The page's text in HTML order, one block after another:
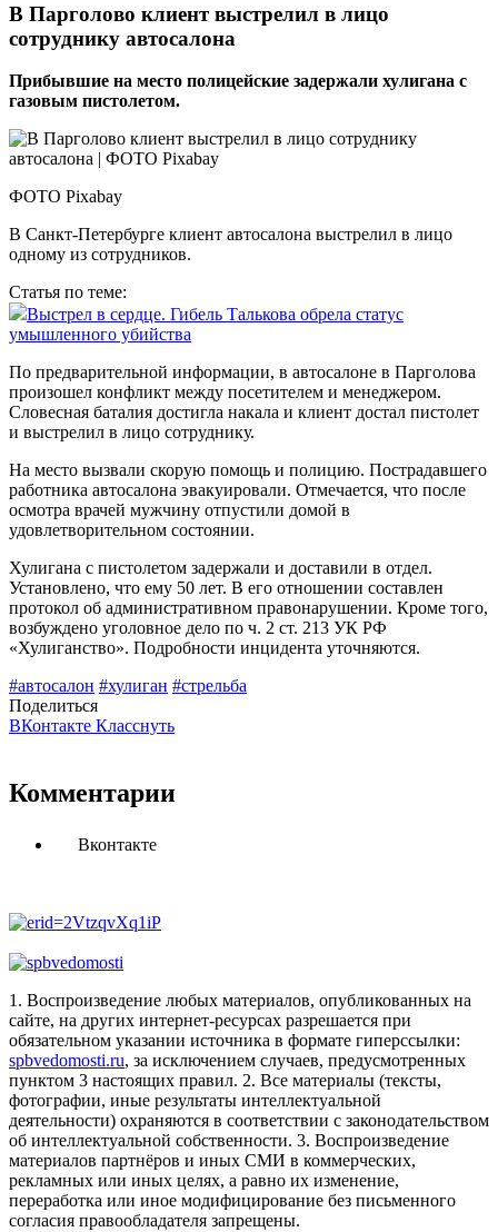
В Парголово клиент выстрелил в лицо
сотруднику автосалона
Прибывшие на место полицейские задержали хулигана с
газовым пистолетом.
ФОТО Pixabay
В Санкт-Петербурге клиент автосалона выстрелил в лицо
одному из сотрудников.
Статья по теме:
Выстрел в сердце. Гибель Талькова обрела статус
умышленного убийства
По предварительной информации, в автосалоне в Парголова
произошел конфликт между посетителем и менеджером.
Словесная баталия достигла накала и клиент достал пистолет
и выстрелил в лицо сотруднику.
На место вызвали скорую помощь и полицию. Пострадавшего
работника автосалона эвакуировали. Отмечается, что после
осмотра врачей мужчину отпустили домой в
удовлетворительном состоянии.
Хулигана с пистолетом задержали и доставили в отдел.
Установлено, что ему 50 лет. В его отношении составлен
протокол об административном правонарушении. Кроме того,
возбуждено уголовное дело по ч. 2 ст. 213 УК РФ
«Хулиганство». Подробности инцидента уточняются.
#автосалон #хулиган #стрельба
Поделиться
ВКонтакте Класснуть
Комментарии
Вконтакте
1. Воспроизведение любых материалов, опубликованных на
сайте, на других интернет-ресурсах разрешается при
обязательном указании источника в формате гиперссылки:
spbvedomosti.ru, за исключением случаев, предусмотренных
пунктом 3 настоящих правил. 2. Все материалы (тексты,
фотографии, иные результаты интеллектуальной
деятельности) охраняются в соответствии с законодательством
об интеллектуальной собственности. 3. Воспроизведение
материалов партнёров и иных СМИ в коммерческих,
рекламных или иных целях, а равно их изменение,
переработка или иное модифицирование без письменного
согласия правообладателя запрещены.